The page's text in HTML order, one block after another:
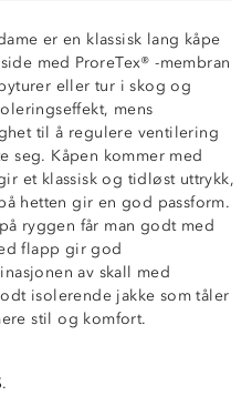
er en klassisk lang kåpe
med ProreTex® -membran
eller tur i skog og
mens
til å regulere ventilering
seg. Kåpen kommer med
et klassisk og tidløst uttrykk,
hetten gir en god passform.
ryggen får man godt med
flapp gir god
av skall med
isolerende jakke som tåler
stil og komfort.
beltehemper
stormklaff over
borrelås